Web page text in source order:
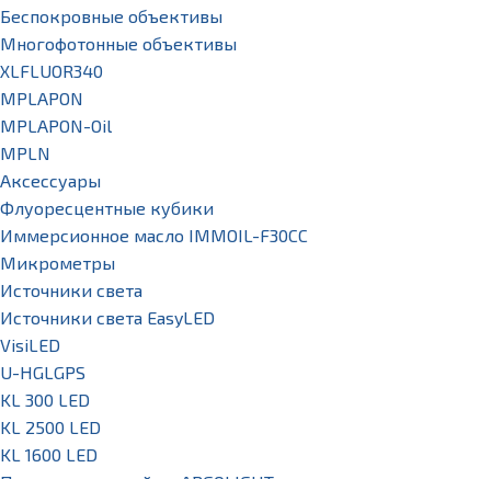
Беспокровные объективы
Многофотонные объективы
XLFLUOR340
MPLAPON
MPLAPON-Oil
MPLN
Аксессуары
Флуоресцентные кубики
Иммерсионное масло IMMOIL-F30CC
Микрометры
Источники света
Источники света EasyLED
VisiLED
U-HGLGPS
KL 300 LED
KL 2500 LED
KL 1600 LED